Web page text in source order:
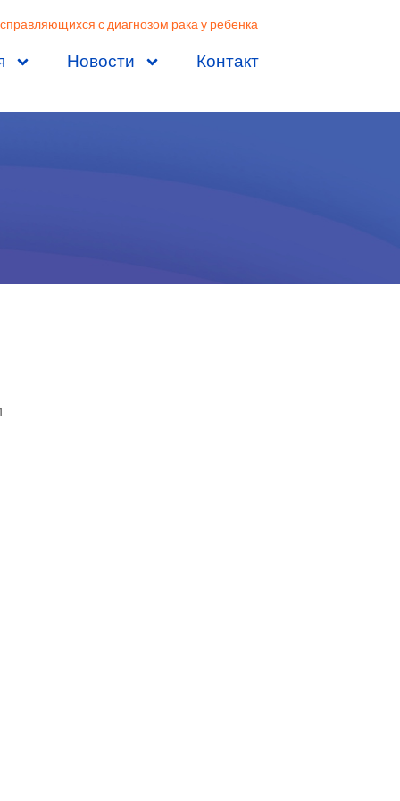
с диагнозом рака у ребенка
Новости Контакт